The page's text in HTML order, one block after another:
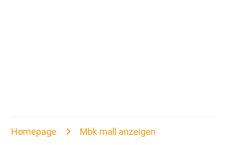
Homepage Mbk mall anzeigen